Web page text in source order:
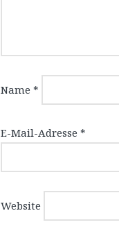
Name *
E-Mail-Adresse *
Website